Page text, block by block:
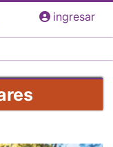
ingresar